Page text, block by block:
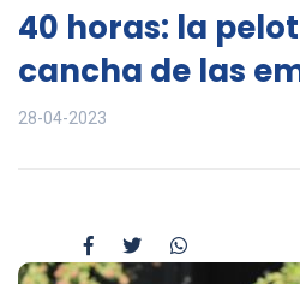
40 horas: la
cancha de las
28-04-2023